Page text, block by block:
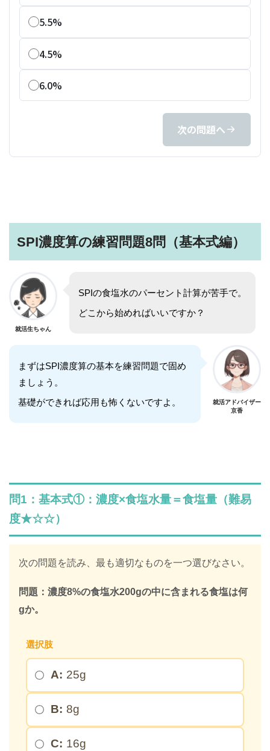
5.5%
4.5%
6.0%
次の問題へ
SPI濃度算の練習問題8問（基本式編）
就活生ちゃん
SPIの食塩水のパーセント計算が苦手で。
どこから始めればいいですか？
まずはSPI濃度算の基本を練習問題で固め
ましょう。
基礎ができれば応用も怖くないですよ。
就活アドバイザー
京香
問1：基本式①：濃度×食塩水量＝食塩量（難易
度★☆☆）
次の問題を読み、最も適切なものを一つ選びなさい。
問題：濃度8%の食塩水200gの中に含まれる食塩は何
gか。
選択肢
A: 25g
B: 8g
C: 16g